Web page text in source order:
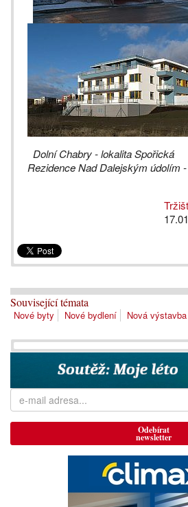
Dolní Chabry - lokalita
Rezidence Nad Dalejským údolím
Související témata
Nové byty Nové bydlení Nová výstavba
Odebírat
newsletter